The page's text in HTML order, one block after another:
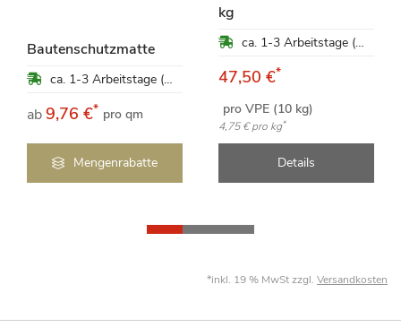
Bautenschutzmatte
ca. 1-3 Arbeitstage (Mo-Fr)
ab9,76 €* pro qm
Mengenrabatte
kg
ca. 1-3 Arbeitstage (Mo-Fr)
47,50 €*
pro VPE (10 kg)
4,75 €pro kg*
Details
*inkl. 19 % MwSt zzgl. Versandkosten